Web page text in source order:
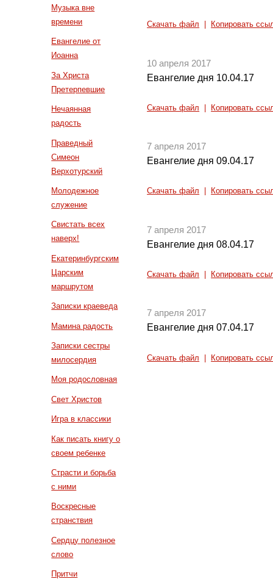
Музыка вне
времени
Евангелие от
Иоанна
За Христа
Претерпевшие
Нечаянная
радость
Праведный
Симеон
Верхотурский
Молодежное
служение
Свистать всех
наверх!
Екатеринбургским
Царским
маршрутом
Записки краеведа
Мамина радость
Записки сестры
милосердия
Моя родословная
Свет Христов
Игра в классики
Как писать книгу о
своем ребенке
Страсти и борьба
с ними
Воскресные
странствия
Сердцу полезное
слово
Притчи
Скачать файл Копировать
10 апреля 2017
Евангелие дня 10.04.17
Скачать файл Копировать
7 апреля 2017
Евангелие дня 09.04.17
Скачать файл Копировать
7 апреля 2017
Евангелие дня 08.04.17
Скачать файл Копировать
7 апреля 2017
Евангелие дня 07.04.17
Скачать файл Копировать